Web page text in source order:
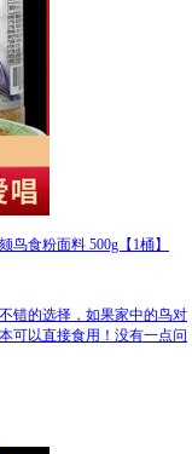
食粉面料 500g【1桶】
错的选择，如果家中的鸟对
可以直接食用！没有一点问